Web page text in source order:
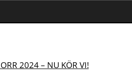
2024 – NU KÖR VI!